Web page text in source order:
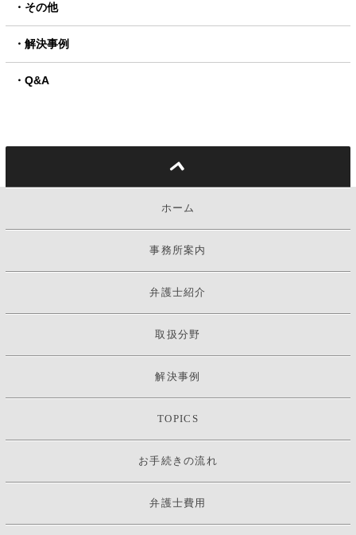
その他
解決事例
Q&A
ホーム
事務所案内
弁護士紹介
取扱分野
解決事例
TOPICS
お手続きの流れ
弁護士費用